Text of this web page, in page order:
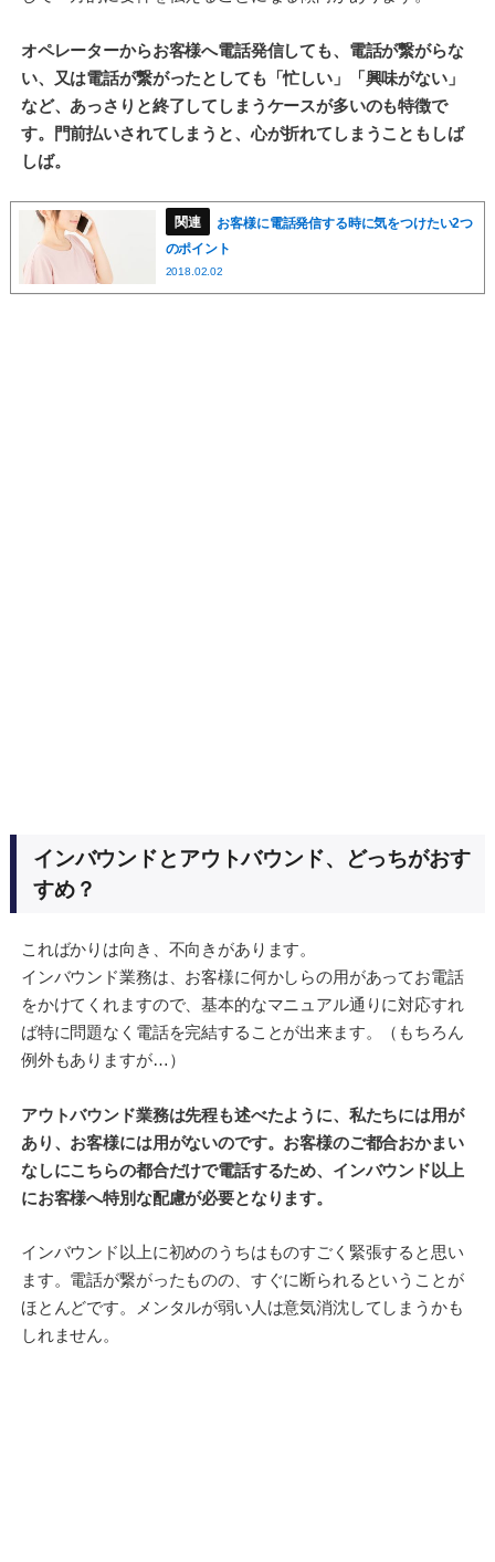
オペレーターからお客様へ電話発信しても、電話が繋がらな
い、又は電話が繋がったとしても「忙しい」「興味がない」
など、あっさりと終了してしまうケースが多いのも特徴で
す。門前払いされてしまうと、心が折れてしまうこともしば
しば。
お客様に電話発信する時に気をつけたい2つ
のポイント
2018.02.02
インバウンドとアウトバウンド、どっちがおす
すめ？
こればかりは向き、不向きがあります。
インバウンド業務は、お客様に何かしらの用があってお電話
をかけてくれますので、基本的なマニュアル通りに対応すれ
ば特に問題なく電話を完結することが出来ます。（もちろん
例外もありますが…）
アウトバウンド業務は先程も述べたように、私たちには用が
あり、お客様には用がないのです。お客様のご都合おかまい
なしにこちらの都合だけで電話するため、インバウンド以上
にお客様へ特別な配慮が必要となります。
インバウンド以上に初めのうちはものすごく緊張すると思い
ます。電話が繋がったものの、すぐに断られるということが
ほとんどです。メンタルが弱い人は意気消沈してしまうかも
しれません。